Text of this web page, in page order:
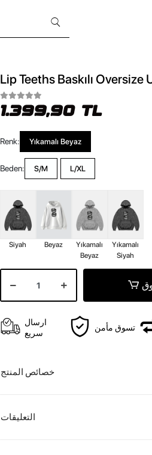
Lip Teeths Baskılı Oversize
1.399,90 TL
Renk: Yıkamalı Beyaz
Beden: S/M L/XL
Siyah Beyaz
Yıkamalı
Beyaz
Yıkamalı
Siyah
ارسال
سريع
تسوق مأمن
خصائص المنتج
التعليقات